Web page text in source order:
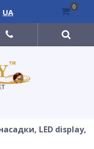
LED display,
UA
0